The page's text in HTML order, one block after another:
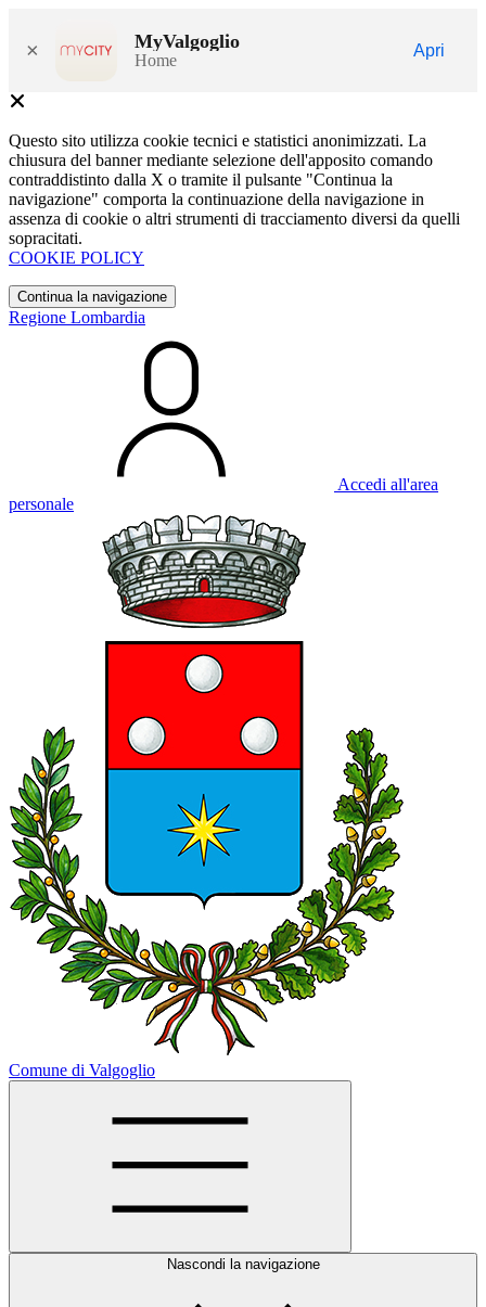
× MyValgoglio
Home
Apri
Questo sito utilizza cookie tecnici e statistici anonimizzati. La
chiusura del banner mediante selezione dell'apposito comando
contraddistinto dalla X o tramite il pulsante "Continua la
navigazione" comporta la continuazione della navigazione in
assenza di cookie o altri strumenti di tracciamento diversi da quelli
sopracitati.
COOKIE POLICY
Continua la navigazione
Regione Lombardia
Accedi all'area
personale
Comune di Valgoglio
Nascondi la navigazione